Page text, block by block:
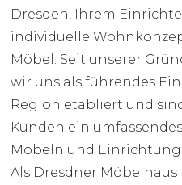
Dresden, Ihrem
individuelle
Möbel. Seit unserer
wir uns als führendes
Region etabliert und
Kunden ein
Möbeln und
Als Dresdner Möbelhaus